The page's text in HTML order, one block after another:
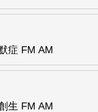
症 FM AM
生 FM AM